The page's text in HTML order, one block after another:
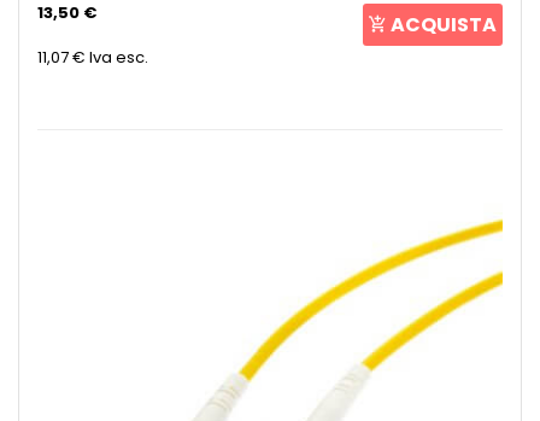
13,50 €
11,07 € Iva esc.
ACQUISTA